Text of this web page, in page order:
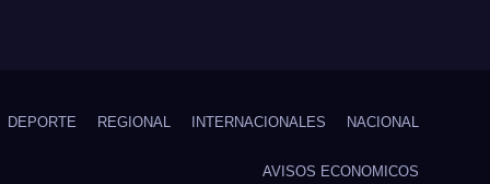
DEPORTE REGIONAL INTERNACIONALES NACIONAL
AVISOS ECONOMICOS